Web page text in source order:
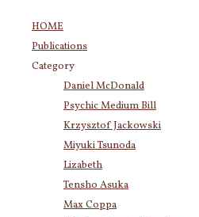
HOME
Publications
Category
Daniel McDonald
Psychic Medium Bill
Krzysztof Jackowski
Miyuki Tsunoda
Lizabeth
Tensho Asuka
Max Coppa
Daniel McDonald (243)
Psychic Medium Bill
Katherine
Krzysztof Jackowski
Miyuki Tsunoda(2,917)
Lizabeth(255)